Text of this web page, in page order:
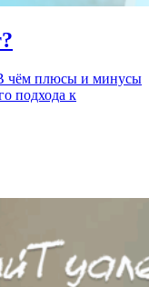
чём плюсы и минусы
подхода к